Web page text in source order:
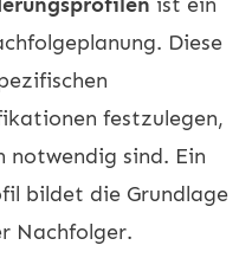
Diese
festzulegen,
notwendig sind. Ein
bildet die Grundlage
Nachfolger.